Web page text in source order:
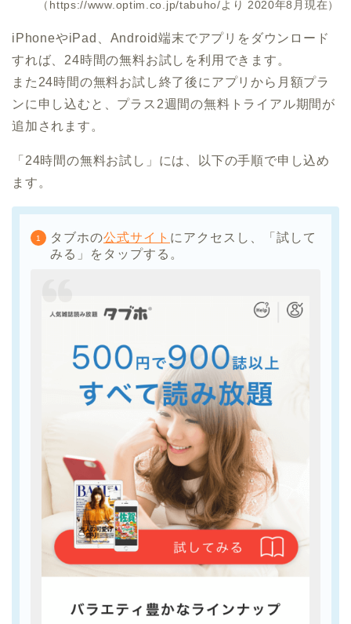
（https://www.optim.co.jp/tabuho/より 2020年8月現在）
iPhoneやiPad、Android端末でアプリをダウンロード
すれば、24時間の無料お試しを利用できます。
また24時間の無料お試し終了後にアプリから月額プラ
ンに申し込むと、プラス2週間の無料トライアル期間が
追加されます。
「24時間の無料お試し」には、以下の手順で申し込め
ます。
タブホの公式サイト にアクセスし、「試して
みる」をタップする。